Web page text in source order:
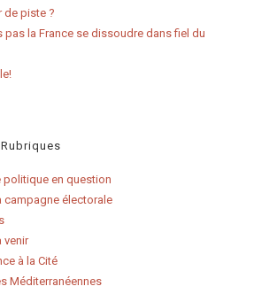
de piste ?
pas la France se dissoudre dans fiel du
politique en question
campagne électorale
venir
à la Cité
Méditerranéennes